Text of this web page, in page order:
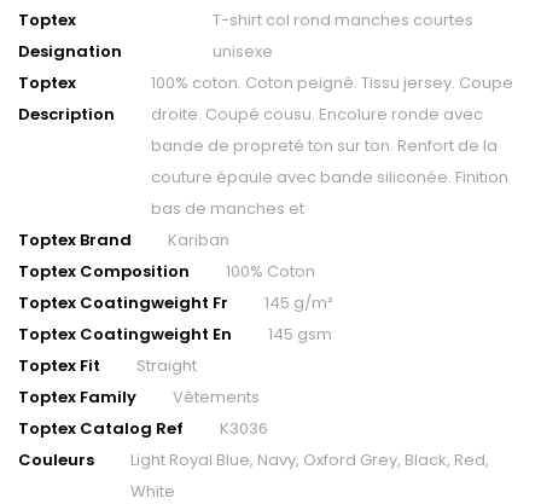
Toptex
Designation
T-shirt col rond manches courtes
unisexe
Toptex
Description
100% coton. Coton peigné. Tissu jersey. Coupe
droite. Coupé cousu. Encolure ronde avec
bande de propreté ton sur ton. Renfort de la
couture épaule avec bande siliconée. Finition
bas de manches et
Toptex Brand
Kariban
Toptex Composition
100% Coton
Toptex Coatingweight Fr
145 g/m²
Toptex Coatingweight En
145 gsm
Toptex Fit
Straight
Toptex Family
Vêtements
Toptex Catalog Ref
K3036
Couleurs
Light Royal Blue, Navy, Oxford Grey, Black, Red,
White